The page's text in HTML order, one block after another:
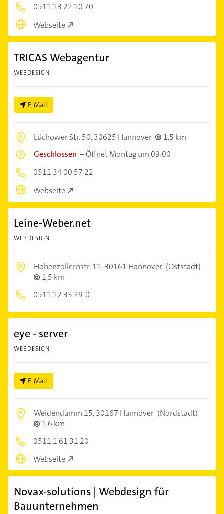
0511 13 22 10 70
Webseite
TRICAS Webagentur
WEBDESIGN
E-Mail
Lüchower Str. 50,30625 Hannover
1,5 km
Geschlossen –Öffnet Montag um 09:00
0511 34 00 57 22
Webseite
Leine-Weber.net
WEBDESIGN
Hohenzollernstr. 11,30161 Hannover (Oststadt)
1,5 km
0511 12 33 29-0
eye - server
WEBDESIGN
E-Mail
Weidendamm 15,30167 Hannover (Nordstadt)
1,6 km
0511 1 61 31 20
Webseite
Novax-solutions | Webdesign für
Bauunternehmen